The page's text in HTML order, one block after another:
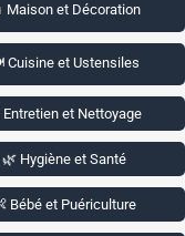
Maison et Décoration
et Ustensiles
Entretien et Nettoyage
🌿 Hygiène et Santé
Bébé et Puériculture